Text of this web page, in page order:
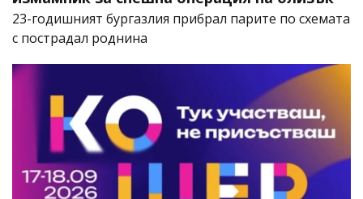
23-годишният бургазлия прибрал парите по схемата
с пострадал роднина